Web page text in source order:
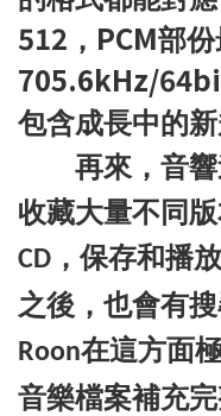
512 ， PCM部
705.6kHz/
包含成長中的
再來，音響
收藏大量不同
CD ，保存和播
之後，也會有
Roon在這方面
音樂檔案補充